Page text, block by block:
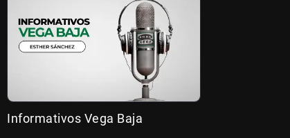
Informativos Vega Baja